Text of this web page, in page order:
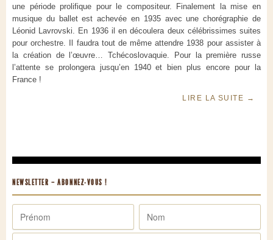
une période prolifique pour le compositeur. Finalement la mise en
musique du ballet est achevée en 1935 avec une chorégraphie de
Léonid Lavrovski. En 1936 il en découlera deux célébrissimes suites
pour orchestre. Il faudra tout de même attendre 1938 pour assister à
la création de l’œuvre… Tchécoslovaquie. Pour la première russe
l’attente se prolongera jusqu’en 1940 et bien plus encore pour la
France !
LIRE LA SUITE →
NEWSLETTER – ABONNEZ-VOUS !